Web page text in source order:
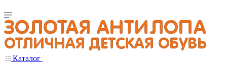
Каталог